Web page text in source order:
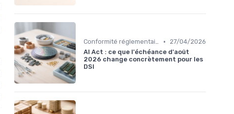
Conformité réglementaire •
27/04/2026
AI Act : ce que l'échéance d'août
2026 change concrètement pour les
DSI